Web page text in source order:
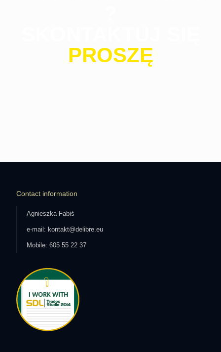
PROSZĘ
Contact information
Agnieszka Fabiś
e-mail: kontakt@delibre.eu
Mobile: 605 55 22 37